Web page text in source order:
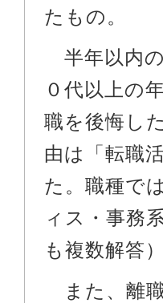
たもの。
半年以内
０代以上の
職を後悔し
由は「転職
た。職種で
ィス・事務
も複数解答）
また、離